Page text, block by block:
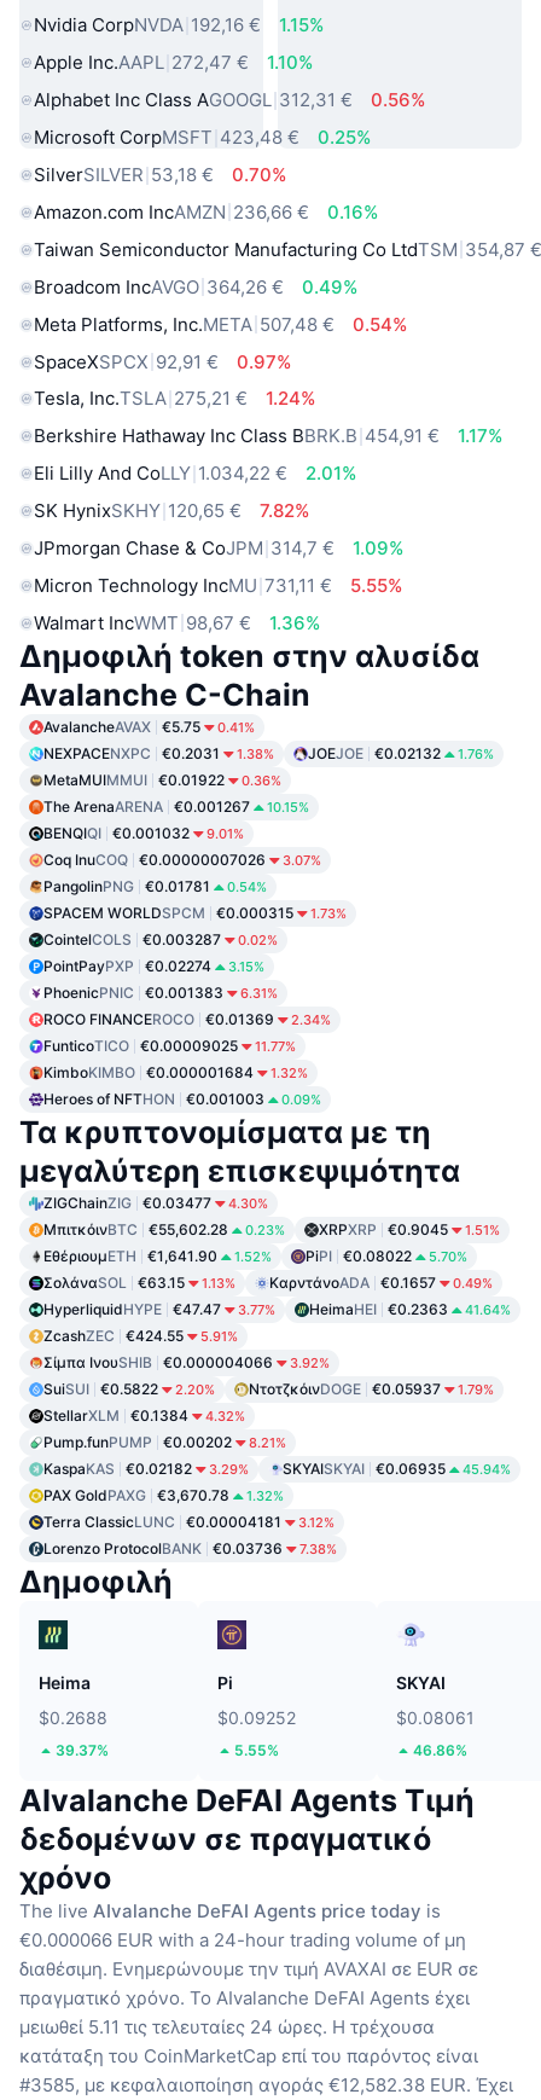
Nvidia CorpNVDA 192,16 €
1.15%
Apple Inc.AAPL 272,47 €
1.10%
Alphabet Inc Class AGOOGL 312,31 €
0.56%
Microsoft CorpMSFT 423,48 €
0.25%
SilverSILVER 53,18 €
0.70%
Amazon.com IncAMZN 236,66 €
0.16%
Taiwan Semiconductor Manufacturing Co LtdTSM 354,87
Broadcom IncAVGO 364,26 €
0.49%
Meta Platforms, Inc.META 507,48 €
0.54%
SpaceXSPCX 92,91 €
0.97%
Tesla, Inc.TSLA 275,21 €
1.24%
Berkshire Hathaway Inc Class BBRK.B 454,91 €
1.17%
Eli Lilly And CoLLY 1.034,22 €
2.01%
SK HynixSKHY 120,65 €
7.82%
JPmorgan Chase & CoJPM 314,7 €
1.09%
Micron Technology IncMU 731,11 €
5.55%
Walmart IncWMT 98,67 € 1.36%
Δημοφιλή token στην αλυσίδα
Avalanche C-Chain
AvalancheAVAX €5.75 0.41%
NEXPACENXPC €0.2031 1.38% JOEJOE €0.02132 1.76%
MetaMUIMMUI €0.01922 0.36%
The ArenaARENA €0.001267 10.15%
BENQIQI €0.001032 9.01%
Coq InuCOQ €0.00000007026 3.07%
PangolinPNG €0.01781 0.54%
SPACEM WORLDSPCM €0.000315 1.73%
CointelCOLS €0.003287 0.02%
PointPayPXP €0.02274 3.15%
PhoenicPNIC €0.001383 6.31%
ROCO FINANCEROCO €0.01369 2.34%
FunticoTICO €0.00009025 11.77%
KimboKIMBO €0.000001684 1.32%
Heroes of NFTHON €0.001003 0.09%
Τα κρυπτονομίσματα με τη
μεγαλύτερη επισκεψιμότητα
ZIGChainZIG €0.03477 4.30%
ΜπιτκόινBTC €55,602.28 0.23% XRPXRP €0.9045 1.51%
ΕθέριουμETH €1,641.90 1.52% PiPI €0.08022 5.70%
ΣολάναSOL €63.15 1.13% ΚαρντάνοADA €0.1657 0.49%
HyperliquidHYPE €47.47 3.77% HeimaHEI €0.2363 41.64%
ZcashZEC €424.55 5.91%
Σίμπα ΙνουSHIB €0.000004066 3.92%
SuiSUI €0.5822 2.20% ΝτοτζκόινDOGE €0.05937 1.79%
StellarXLM €0.1384 4.32%
Pump.funPUMP €0.00202 8.21%
KaspaKAS €0.02182 3.29% SKYAISKYAI €0.06935 45.94%
PAX GoldPAXG €3,670.78 1.32%
Terra ClassicLUNC €0.00004181 3.12%
Lorenzo ProtocolBANK €0.03736 7.38%
Δημοφιλή
Heima
$0.2688
39.37%
Pi
$0.09252
5.55%
SKYAI
$0.08061
46.86%
AIvalanche DeFAI Agents Τιμή
δεδομένων σε πραγματικό
χρόνο
The live AIvalanche DeFAI Agents price today is
€0.000066 EUR with a 24-hour trading volume of μη
διαθέσιμη. Ενημερώνουμε την τιμή AVAXAI σε EUR σε
πραγματικό χρόνο. Το AIvalanche DeFAI Agents έχει
μειωθεί 5.11 τις τελευταίες 24 ώρες. Η τρέχουσα
κατάταξη του CoinMarketCap επί του παρόντος είναι
#3585, με κεφαλαιοποίηση αγοράς €12,582.38 EUR. Έχει